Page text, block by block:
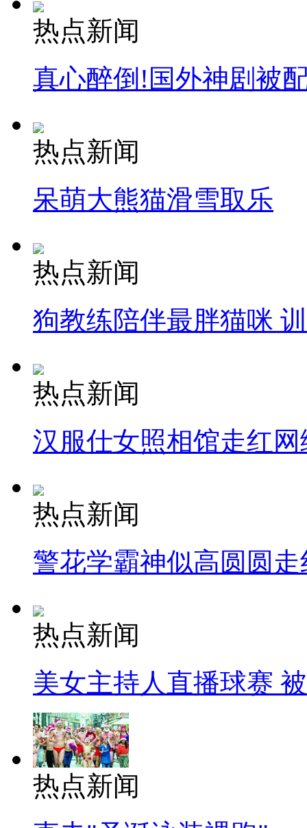
热点新闻
真心醉倒!国外神剧被
热点新闻
呆萌大熊猫滑雪取乐
热点新闻
狗教练陪伴最胖猫咪
热点新闻
汉服仕女照相馆走红网
热点新闻
警花学霸神似高圆圆走
热点新闻
美女主持人直播球赛
热点新闻